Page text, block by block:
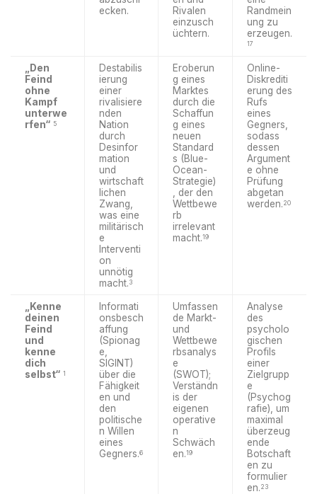
ecken.
Rivalen
einzusch
üchtern.
Randmein
ung zu
erzeugen.
17
„Den
Feind
ohne
Kampf
unterwe
rfen“ 5
Destabilis
ierung
einer
rivalisiere
nden
Nation
durch
Desinfor
mation
und
wirtschaft
lichen
Zwang,
was eine
militärisch
e
Interventi
on
unnötig
macht. 3
Eroberun
g eines
Marktes
durch die
Schaffun
g eines
neuen
Standard
s (Blue-
Ocean-
Strategie)
, der den
Wettbewe
rb
irrelevant
macht.19
Online-
Diskrediti
erung des
Rufs
eines
Gegners,
sodass
dessen
Argument
e ohne
Prüfung
abgetan
werden. 20
„Kenne
deinen
Feind
und
kenne
dich
selbst“ 1
Informati
onsbesch
affung
(Spionag
e,
SIGINT)
über die
Fähigkeit
en und
den
politische
n Willen
eines
Gegners.6
Umfassen
de Markt-
und
Wettbewe
rbsanalys
e
(SWOT);
Verständn
is der
eigenen
operative
n
Schwäch
en.19
Analyse
des
psycholo
gischen
Profils
einer
Zielgrupp
e
(Psychog
rafie), um
maximal
überzeug
ende
Botschaft
en zu
formulier
en. 23